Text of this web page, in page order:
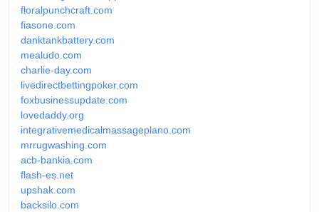
floralpunchcraft.com
fiasone.com
danktankbattery.com
mealudo.com
charlie-day.com
livedirectbettingpoker.com
foxbusinessupdate.com
lovedaddy.org
integrativemedicalmassageplano.com
mrrugwashing.com
acb-bankia.com
flash-es.net
upshak.com
backsilo.com